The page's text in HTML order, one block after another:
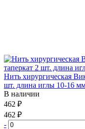
Нить хирургическая
шт. длина иглы 10-16
В наличии
462 ₽
462 ₽
-